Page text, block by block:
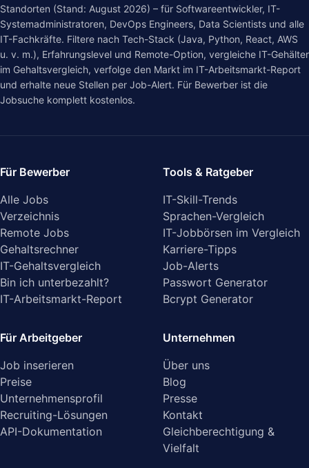
Standorten (Stand: August 2026) – für Softwareentwickler, IT-
Systemadministratoren, DevOps Engineers, Data Scientists und alle
IT-Fachkräfte. Filtere nach Tech-Stack (Java, Python, React, AWS
u. v. m.), Erfahrungslevel und Remote-Option, vergleiche IT-Gehälter
im Gehaltsvergleich, verfolge den Markt im IT-Arbeitsmarkt-Report
und erhalte neue Stellen per Job-Alert. Für Bewerber ist die
Jobsuche komplett kostenlos.
Für Bewerber
Alle Jobs
Verzeichnis
Remote Jobs
Gehaltsrechner
IT-Gehaltsvergleich
Bin ich unterbezahlt?
IT-Arbeitsmarkt-Report
Tools & Ratgeber
IT-Skill-Trends
Sprachen-Vergleich
IT-Jobbörsen im Vergleich
Karriere-Tipps
Job-Alerts
Passwort Generator
Bcrypt Generator
Für Arbeitgeber
Job inserieren
Preise
Unternehmensprofil
Recruiting-Lösungen
API-Dokumentation
Unternehmen
Über uns
Blog
Presse
Kontakt
Gleichberechtigung &
Vielfalt